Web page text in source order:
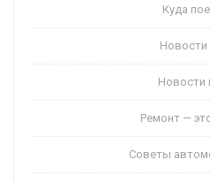
Куда
Новости
Новости
Ремонт —
Советы